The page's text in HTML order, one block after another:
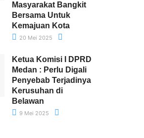
Masyarakat Bangkit
Bersama Untuk
Kemajuan Kota
20 Mei 2025
Ketua Komisi I DPRD
Medan : Perlu Digali
Penyebab Terjadinya
Kerusuhan di
Belawan
9 Mei 2025